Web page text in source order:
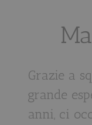
Grazie a
grande
anni, ci